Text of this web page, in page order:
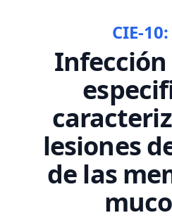
CIE-10:
lesiones
de las